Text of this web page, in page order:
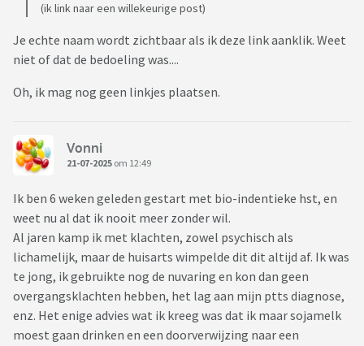
(ik link naar een willekeurige post)
Je echte naam wordt zichtbaar als ik deze link aanklik. Weet
niet of dat de bedoeling was....
Oh, ik mag nog geen linkjes plaatsen.
Vonni
21-07-2025 om 12:49
Ik ben 6 weken geleden gestart met bio-indentieke hst, en
weet nu al dat ik nooit meer zonder wil.
Al jaren kamp ik met klachten, zowel psychisch als
lichamelijk, maar de huisarts wimpelde dit dit altijd af. Ik was
te jong, ik gebruikte nog de nuvaring en kon dan geen
overgangsklachten hebben, het lag aan mijn ptts diagnose,
enz. Het enige advies wat ik kreeg was dat ik maar sojamelk
moest gaan drinken en een doorverwijzing naar een